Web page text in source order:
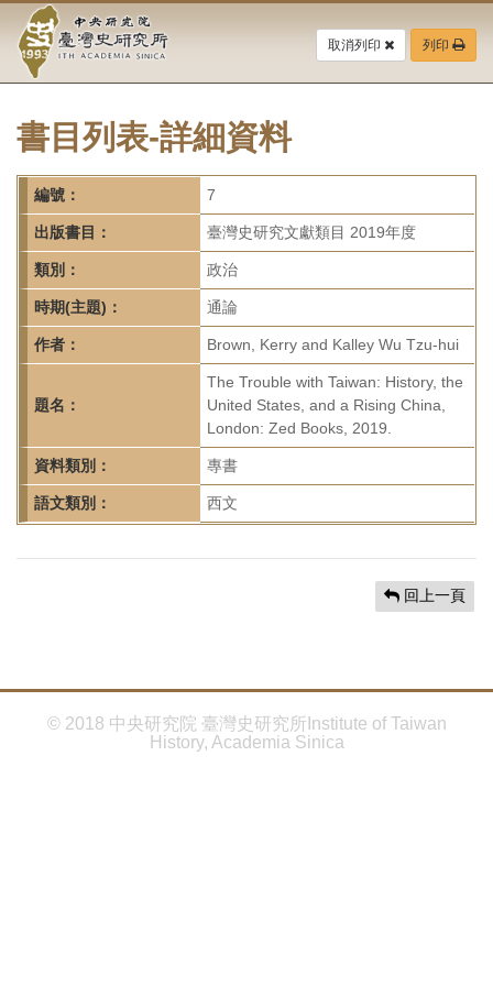
要
中
央
研
究
院-
臺
灣
史
研
究
所-
首
頁
取消列印 列印
書目列表-詳細資料
編號： 7
出版書目： 臺灣史研究文獻類目 2019年度
類別： 政治
時期(主題)： 通論
作者： Brown, Kerry and Kalley Wu Tzu-hui
題名：
The Trouble with Taiwan: History, the
United States, and a Rising China,
London: Zed Books, 2019.
資料類別： 專書
語文類別： 西文
回上一頁
© 2018 中央研究院 臺灣史研究所Institute of Taiwan
History, Academia Sinica